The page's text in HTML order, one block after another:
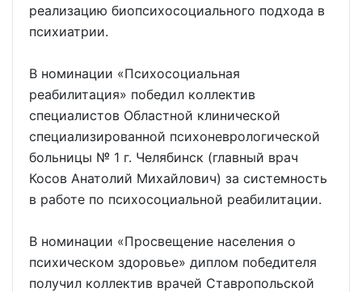
реализацию биопсихосоциального подхода в
психиатрии.
В номинации «Психосоциальная
реабилитация» победил коллектив
специалистов Областной клинической
специализированной психоневрологической
больницы № 1 г. Челябинск (главный врач
Косов Анатолий Михайлович) за системность
в работе по психосоциальной реабилитации.
В номинации «Просвещение населения о
психическом здоровье» диплом победителя
получил коллектив врачей Ставропольской